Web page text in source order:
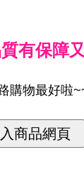
有保障
購物最好啦